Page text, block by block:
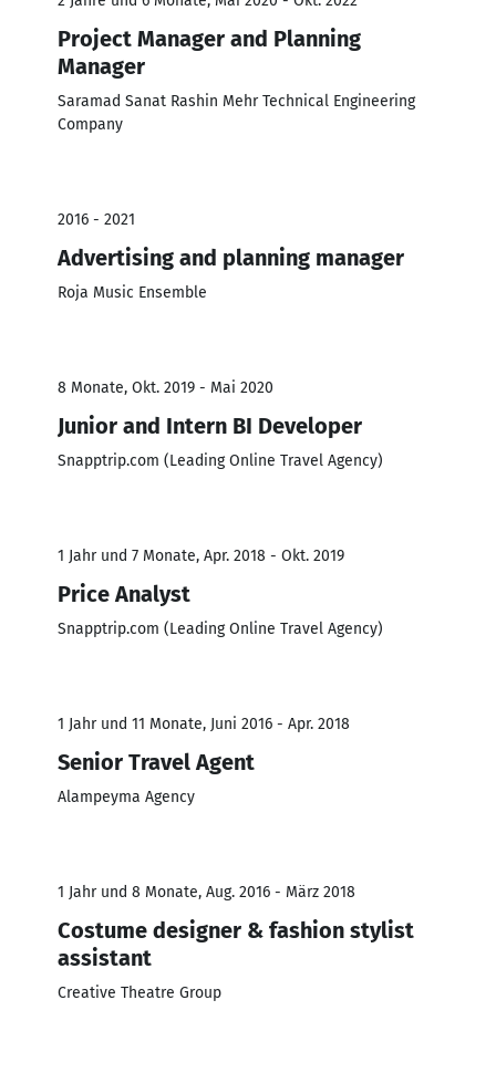
Project Manager and Planning
Manager
Saramad Sanat Rashin Mehr Technical Engineering
Company
2016 - 2021
Advertising and planning manager
Roja Music Ensemble
8 Monate, Okt. 2019 - Mai 2020
Junior and Intern BI Developer
Snapptrip.com (Leading Online Travel Agency)
1 Jahr und 7 Monate, Apr. 2018 - Okt. 2019
Price Analyst
Snapptrip.com (Leading Online Travel Agency)
1 Jahr und 11 Monate, Juni 2016 - Apr. 2018
Senior Travel Agent
Alampeyma Agency
1 Jahr und 8 Monate, Aug. 2016 - März 2018
Costume designer & fashion stylist
assistant
Creative Theatre Group